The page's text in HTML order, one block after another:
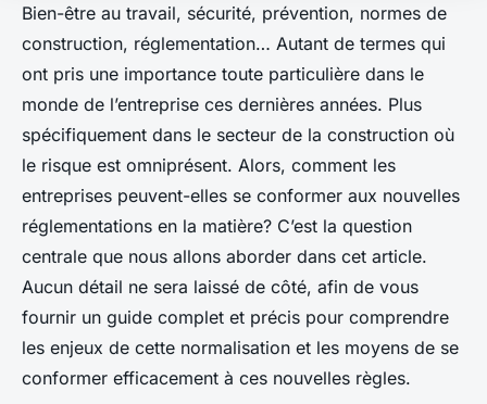
Bien-être au travail, sécurité, prévention, normes de
construction, réglementation… Autant de termes qui
ont pris une importance toute particulière dans le
monde de l’entreprise ces dernières années. Plus
spécifiquement dans le secteur de la construction où
le risque est omniprésent. Alors, comment les
entreprises peuvent-elles se conformer aux nouvelles
réglementations en la matière? C’est la question
centrale que nous allons aborder dans cet article.
Aucun détail ne sera laissé de côté, afin de vous
fournir un guide complet et précis pour comprendre
les enjeux de cette normalisation et les moyens de se
conformer efficacement à ces nouvelles règles.